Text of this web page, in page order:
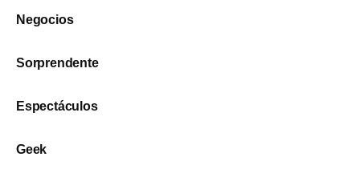
Negocios
Sorprendente
Espectáculos
Geek